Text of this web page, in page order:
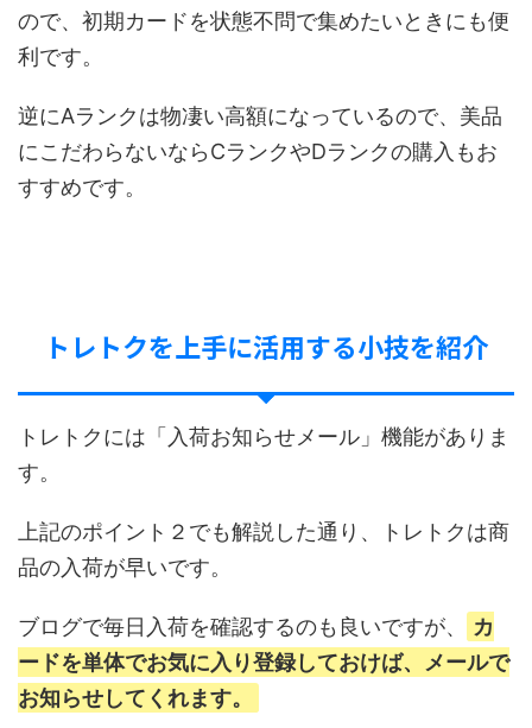
ので、初期カードを状態不問で集めたいときにも便
利です。
逆にAランクは物凄い高額になっているので、美品
にこだわらないならCランクやDランクの購入もお
すすめです。
トレトクを上手に活用する小技を紹介
トレトクには「入荷お知らせメール」機能がありま
す。
上記のポイント２でも解説した通り、トレトクは商
品の入荷が早いです。
ブログで毎日入荷を確認するのも良いですが、
カ
ードを単体でお気に入り登録しておけば、メールで
お知らせしてくれます。